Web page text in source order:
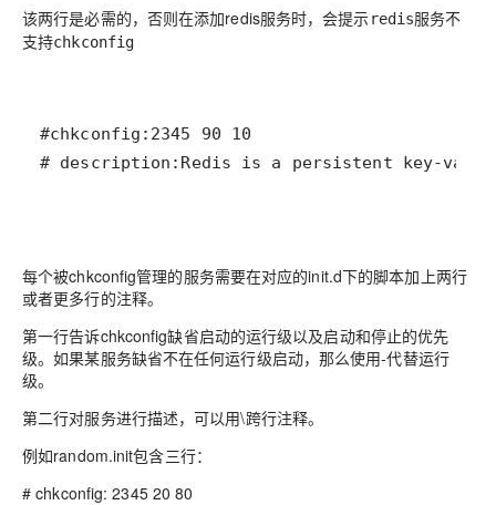
该两行是必需的，否则在添加redis服务时，会提示redis服务不
支持chkconfig
# description:Redis is a persistent key-value
每个被chkconfig管理的服务需要在对应的init.d下的脚本加上两行
或者更多行的注释。
第一行告诉chkconfig缺省启动的运行级以及启动和停止的优先
级。如果某服务缺省不在任何运行级启动，那么使用-代替运行
级。
第二行对服务进行描述，可以用\跨行注释。
例如random.init包含三行：
# chkconfig: 2345 20 80